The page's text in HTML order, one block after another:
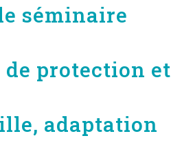
séminaire
de protection et
adaptation